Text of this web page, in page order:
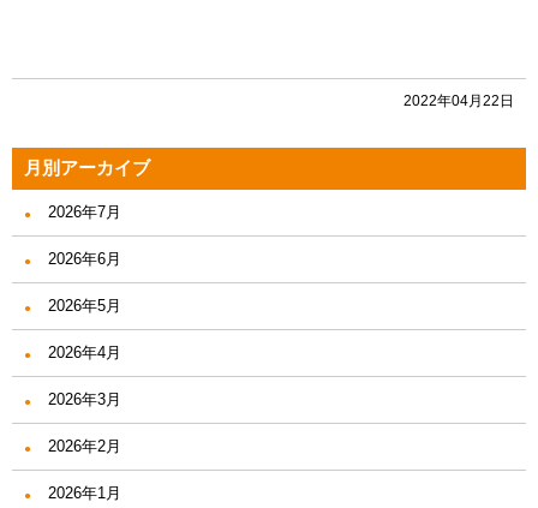
2022年04月22日
月別アーカイブ
2026年7月
2026年6月
2026年5月
2026年4月
2026年3月
2026年2月
2026年1月